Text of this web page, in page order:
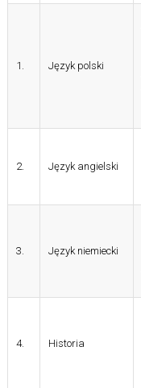
1. Język polski
2. Język angielski
3. Język niemiecki
4. Historia